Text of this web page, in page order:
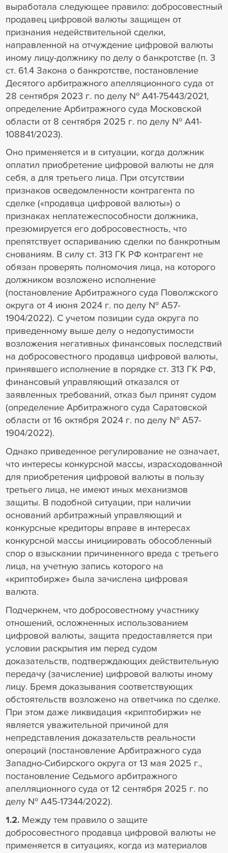
выработала следующее правило: добросовестный
продавец цифровой валюты защищен от
признания недействительной сделки,
направленной на отчуждение цифровой валюты
иному лицу-должнику по делу о банкротстве (п. 3
ст. 61.4 Закона о банкротстве, постановление
Десятого арбитражного апелляционного суда от
28 сентября 2023 г. по делу № А41-75443/2021,
определение Арбитражного суда Московской
области от 8 сентября 2025 г. по делу № А41-
108841/2023).
Оно применяется и в ситуации, когда должник
оплатил приобретение цифровой валюты не для
себя, а для третьего лица. При отсутствии
признаков осведомленности контрагента по
сделке («продавца цифровой валюты») о
признаках неплатежеспособности должника,
презюмируется его добросовестность, что
препятствует оспариванию сделки по банкротным
снованиям. В силу ст. 313 ГК РФ контрагент не
обязан проверять полномочия лица, на которого
должником возложено исполнение
(постановление Арбитражного суда Поволжского
округа от 4 июня 2024 г. по делу № А57-
1904/2022). С учетом позиции суда округа по
приведенному выше делу о недопустимости
возложения негативных финансовых последствий
на добросовестного продавца цифровой валюты,
принявшего исполнение в порядке ст. 313 ГК РФ,
финансовый управляющий отказался от
заявленных требований, отказ был принят судом
(определение Арбитражного суда Саратовской
области от 16 октября 2024 г. по делу № А57-
1904/2022).
Однако приведенное регулирование не означает,
что интересы конкурсной массы, израсходованной
для приобретения цифровой валюты в пользу
третьего лица, не имеют иных механизмов
защиты. В подобной ситуации, при наличии
оснований арбитражный управляющий и
конкурсные кредиторы вправе в интересах
конкурсной массы инициировать обособленный
спор о взыскании причиненного вреда с третьего
лица, на учетную запись которого на
«криптобирже» была зачислена цифровая
валюта.
Подчеркнем, что добросовестному участнику
отношений, осложненных использованием
цифровой валюты, защита предоставляется при
условии раскрытия им перед судом
доказательств, подтверждающих действительную
передачу (зачисление) цифровой валюты иному
лицу. Бремя доказывания соответствующих
обстоятельств возложено на ответчика по сделке.
При этом даже ликвидация «криптобиржи» не
является уважительной причиной для
непредставления доказательств реальности
операций (постановление Арбитражного суда
Западно-Сибирского округа от 13 мая 2025 г.,
постановление Седьмого арбитражного
апелляционного суда от 12 сентября 2025 г. по
делу № А45-17344/2022).
1.2.Между тем правило о защите
добросовестного продавца цифровой валюты не
применяется в ситуациях, когда из материалов